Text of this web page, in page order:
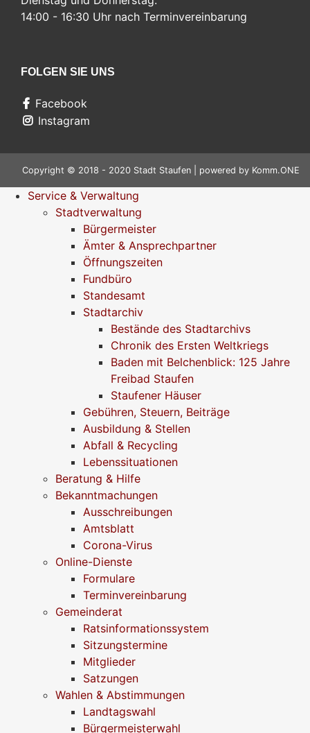
14:00 - 16:30 Uhr nach Terminvereinbarung
FOLGEN SIE UNS
Facebook
Instagram
Copyright © 2018 - 2020 Stadt Staufen | powered by Komm.ONE
Service & Verwaltung
Stadtverwaltung
Bürgermeister
Ämter & Ansprechpartner
Öffnungszeiten
Fundbüro
Standesamt
Stadtarchiv
Bestände des Stadtarchivs
Chronik des Ersten Weltkriegs
Baden mit Belchenblick: 125 Jahre
Freibad Staufen
Staufener Häuser
Gebühren, Steuern, Beiträge
Ausbildung & Stellen
Abfall & Recycling
Lebenssituationen
Beratung & Hilfe
Bekanntmachungen
Ausschreibungen
Amtsblatt
Corona-Virus
Online-Dienste
Formulare
Terminvereinbarung
Gemeinderat
Ratsinformationssystem
Sitzungstermine
Mitglieder
Satzungen
Wahlen & Abstimmungen
Landtagswahl
Bürgermeisterwahl